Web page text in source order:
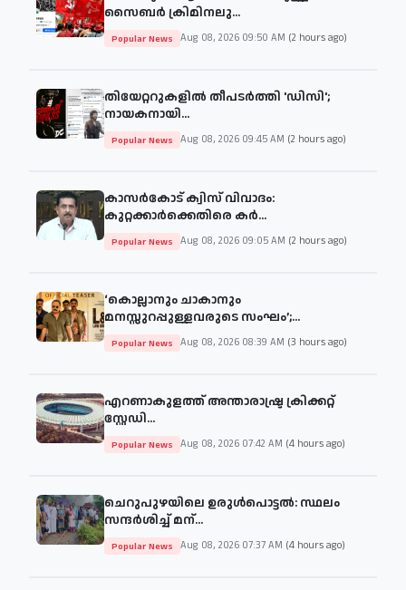
സൈബര്‍ ക്രിമിനലു...
Popular News Aug 08, 2026 09:50 AM (2 hours ago)
തിയേറ്ററുകളില്‍ തീപടര്‍ത്തി 'ഡിസി';
നായകനായി...
Popular News Aug 08, 2026 09:45 AM (2 hours ago)
കാസർകോട് ക്വിസ് വിവാദം:
കുറ്റക്കാർക്കെതിരെ കർ...
Popular News Aug 08, 2026 09:05 AM (2 hours ago)
‘കൊല്ലാനും ചാകാനും
മനസ്സുറപ്പുള്ളവരുടെ സംഘം’;...
Popular News Aug 08, 2026 08:39 AM (3 hours ago)
എറണാകുളത്ത് അന്താരാഷ്ട്ര ക്രിക്കറ്റ്
സ്റ്റേഡി...
Popular News Aug 08, 2026 07:42 AM (4 hours ago)
ചെറുപുഴയിലെ ഉരുൾപൊട്ടൽ: സ്ഥലം
സന്ദർശിച്ച് മന്...
Popular News Aug 08, 2026 07:37 AM (4 hours ago)